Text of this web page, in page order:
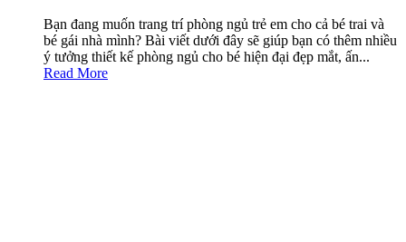
Bạn đang muốn trang trí phòng ngủ trẻ em cho cả bé trai và
bé gái nhà mình? Bài viết dưới đây sẽ giúp bạn có thêm nhiều
ý tưởng thiết kế phòng ngủ cho bé hiện đại đẹp mắt, ấn...
Read More